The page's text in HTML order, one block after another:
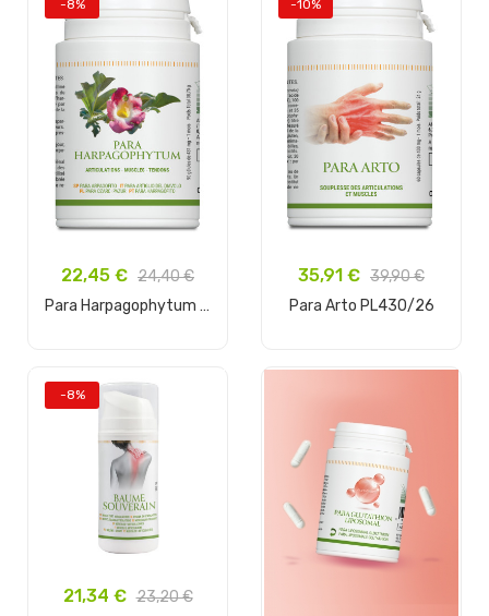
-8%
22,45 € 24,40 €
Para Harpagophytum PL430/10
-10%
35,91 € 39,90 €
Para Arto PL430/26
-8%
21,34 € 23,20 €